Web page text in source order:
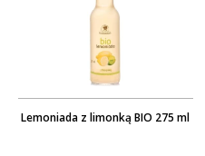
Lemoniada z limonką BIO 275 ml